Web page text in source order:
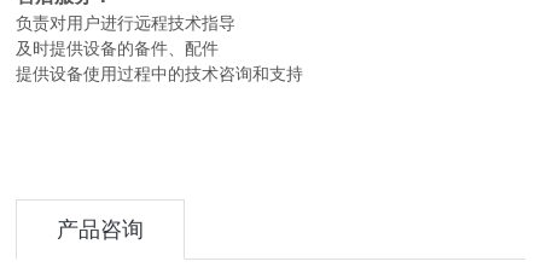
负责对用户进行远程技术指导
及时提供设备的备件、配件
提供设备使用过程中的技术咨询和支持
产品咨询